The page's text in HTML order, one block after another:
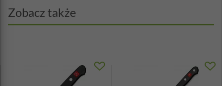
Zobacz także